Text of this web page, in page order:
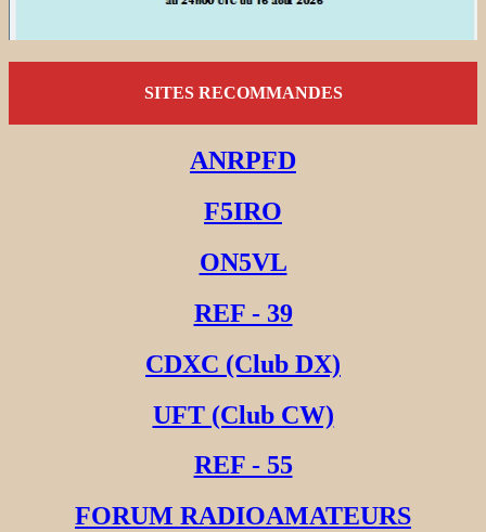
SITES RECOMMANDES
ANRPFD
F5IRO
ON5VL
REF - 39
CDXC (Club DX)
UFT (Club CW)
REF - 55
FORUM RADIOAMATEURS